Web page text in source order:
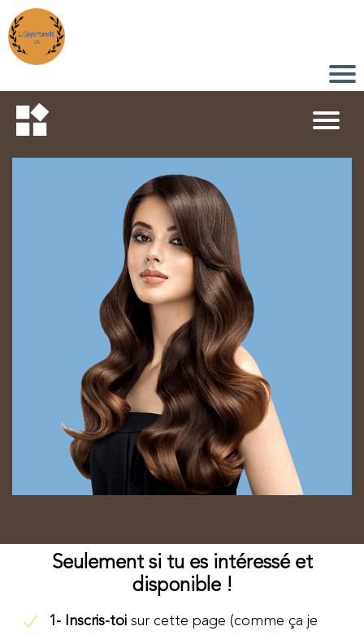
Seulement si tu es intéressé et
disponible !
1- Inscris-toi sur cette page (comme ça je